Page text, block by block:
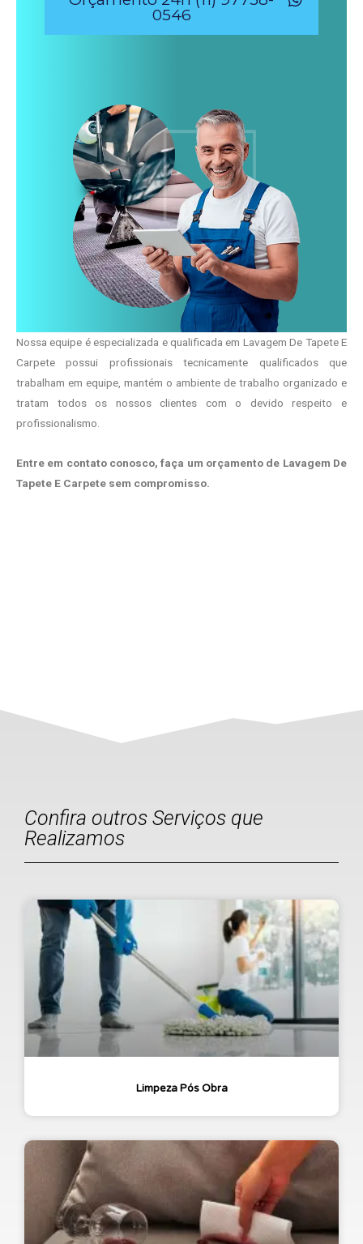
0546
Nossa equipe é especializada e qualificada em Lavagem De Tapete E
Carpete possui profissionais tecnicamente qualificados que
trabalham em equipe, mantém o ambiente de trabalho organizado e
tratam todos os nossos clientes com o devido respeito e
profissionalismo.
Entre em contato conosco, faça um orçamento de Lavagem De
Tapete E Carpete sem compromisso.
Confira outros Serviços que
Realizamos
Limpeza Pós Obra